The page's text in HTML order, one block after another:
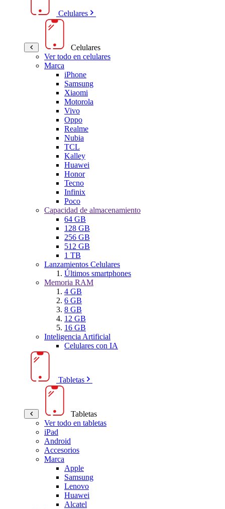
Celulares
Celulares
Ver todo en celulares
Marca
iPhone
Samsung
Xiaomi
Motorola
Vivo
Oppo
Realme
Nubia
TCL
Kalley
Huawei
Honor
Tecno
Infinix
Poco
Capacidad de almacenamiento
64 GB
128 GB
256 GB
512 GB
1 TB
Lanzamientos Celulares
Últimos smartphones
Memoria RAM
4 GB
6 GB
8 GB
12 GB
16 GB
Inteligencia Artificial
Celulares con IA
Tabletas
Tabletas
Ver todo en tabletas
iPad
Android
Accesorios
Marca
Apple
Samsung
Lenovo
Huawei
Alcatel